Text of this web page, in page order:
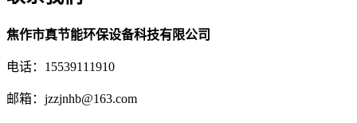
焦作市真节能环保设备科技有限公司
电话：15539111910
邮箱：jzzjnhb@163.com